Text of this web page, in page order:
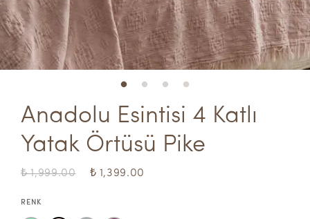
Anadolu Esintisi 4 Katlı
Yatak Örtüsü Pike
₺ 1,999.00 ₺ 1,399.00
RENK